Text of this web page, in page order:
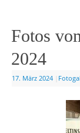
Fotos
2024
17. März 2024